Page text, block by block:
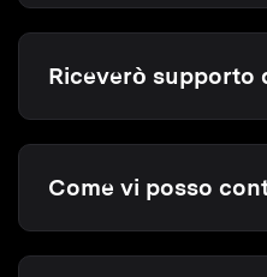
Riceverò supporto
Come vi posso